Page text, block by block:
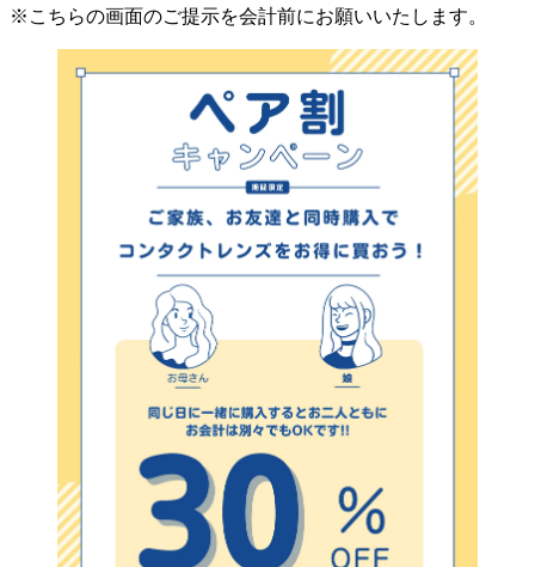
※こちらの画面のご提示を会計前にお願いいたします。